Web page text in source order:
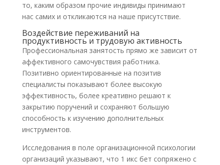
то, каким образом прочие индивиды принимают
нас самих и откликаются на наше присутствие.
Воздействие переживаний на
продуктивность и трудовую активность
Профессиональная занятость прямо же зависит от
аффективного самочувствия работника.
Позитивно ориентированные на позитив
специалисты показывают более высокую
эффективность, более креативно решают к
закрытию поручений и сохраняют большую
способность к изучению дополнительных
инструментов.
Исследования в поле организационной психологии
организаций указывают, что 1 икс бет сопряжено с